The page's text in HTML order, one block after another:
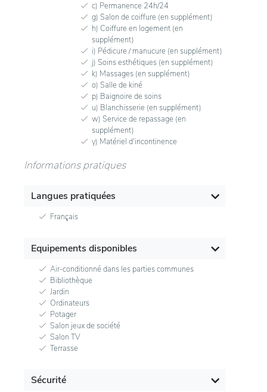
c) Permanence 24h/24
g) Salon de coiffure (en supplément)
h) Coiffure en logement (en
supplément)
i) Pédicure / manucure (en supplément)
j) Soins esthétiques (en supplément)
k) Massages (en supplément)
o) Salle de kiné
p) Baignoire de soins
u) Blanchisserie (en supplément)
w) Service de repassage (en
supplément)
y) Matériel d'incontinence
Informations pratiques
Langues pratiquées
Français
Equipements disponibles
Air-conditionné dans les parties communes
Bibliothèque
Jardin
Ordinateurs
Potager
Salon jeux de société
Salon TV
Terrasse
Sécurité